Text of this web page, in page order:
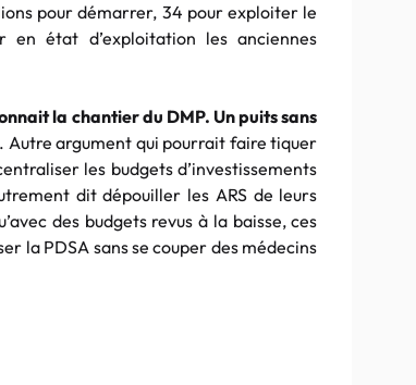
pour démarrer, 34 pour exploiter le
en état d’exploitation les anciennes
la chantier du DMP. Un puits sans
Autre argument qui pourrait faire tiquer
les budgets d’investissements
dit dépouiller les ARS de leurs
des budgets revus à la baisse, ces
la PDSA sans se couper des médecins